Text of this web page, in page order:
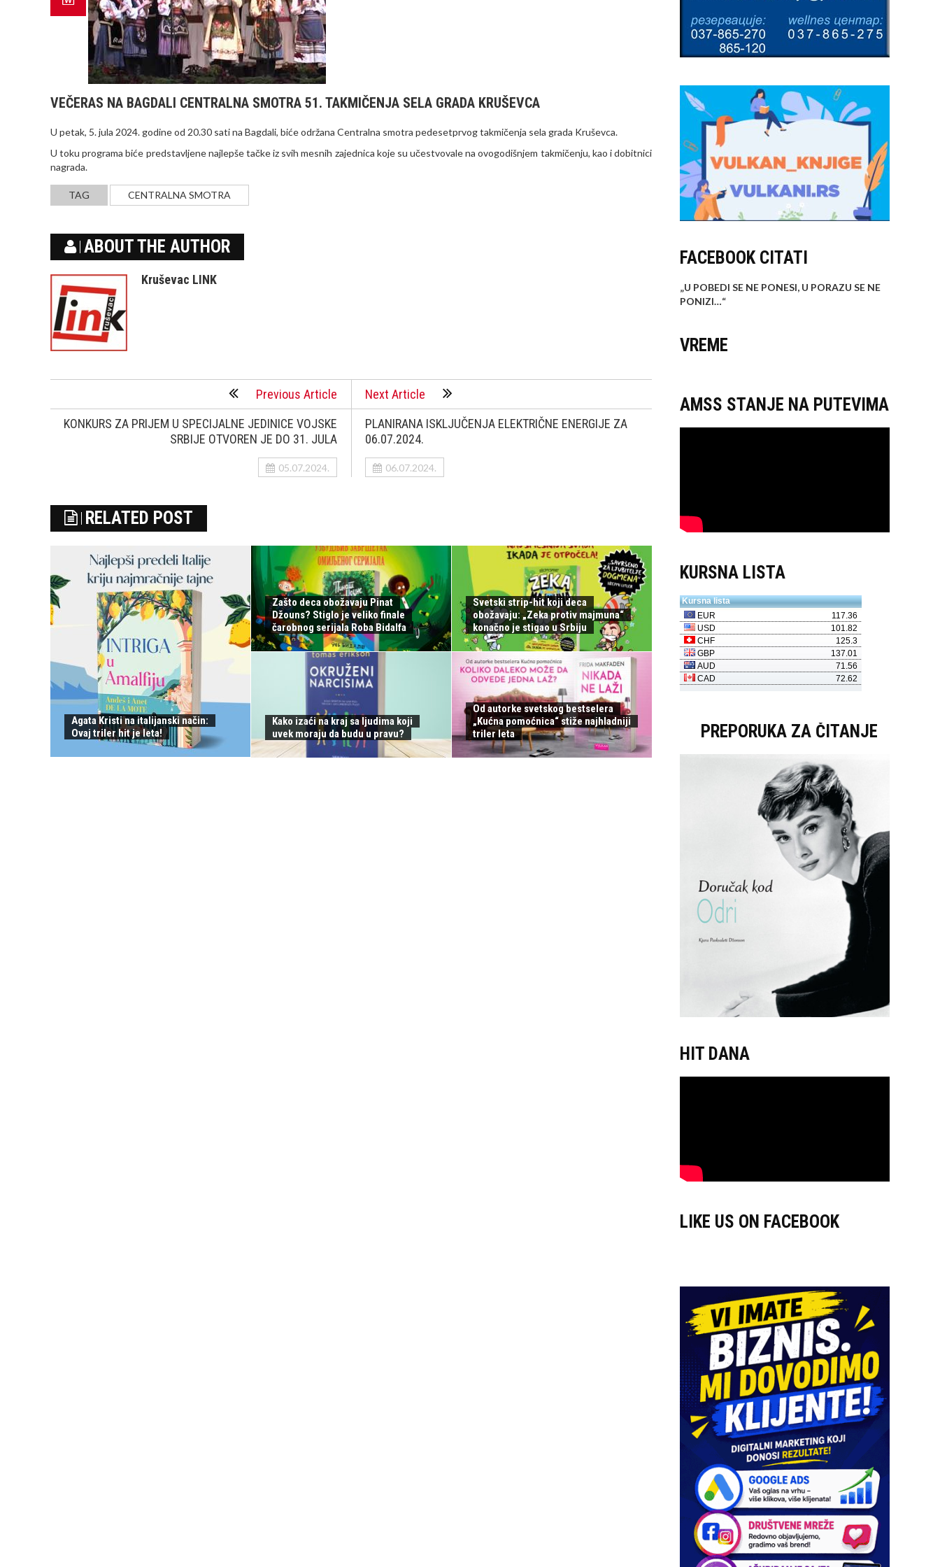
VEČERAS NA BAGDALI CENTRALNA SMOTRA 51. TAKMIČENJA SELA GRADA KRUŠEVCA
U petak, 5. jula 2024. godine od 20.30 sati na Bagdali, biće održana Centralna smotra pedesetprvog takmičenja sela grada Kruševca.
U toku programa biće predstavljene najlepše tačke iz svih mesnih zajednica koje su učestvovale na ovogodišnjem takmičenju, kao i dobitnici
nagrada.
TAG CENTRALNA SMOTRA
ABOUT THE AUTHOR
Kruševac LINK
Previous Article
KONKURS ZA PRIJEM U SPECIJALNE JEDINICE VOJSKE
SRBIJE OTVOREN JE DO 31. JULA
05.07.2024.
Next Article
PLANIRANA ISKLJUČENJA ELEKTRIČNE ENERGIJE ZA
06.07.2024.
06.07.2024.
RELATED POST
Agata Kristi na italijanski način:
Ovaj triler hit je leta!
Zašto deca obožavaju Pinat
Džouns? Stiglo je veliko finale
čarobnog serijala Roba Bidalfa
Svetski strip-hit koji deca
obožavaju: „Zeka protiv majmuna“
konačno je stigao u Srbiju
Kako izaći na kraj sa ljudima koji
uvek moraju da budu u pravu?
Od autorke svetskog bestselera
„Kućna pomoćnica“ stiže najhladniji
triler leta
FACEBOOK CITATI
„U POBEDI SE NE PONESI, U PORAZU SE NE
PONIZI…“
VREME
AMSS STANJE NA PUTEVIMA
KURSNA LISTA
PREPORUKA ZA ČITANJE
HIT DANA
LIKE US ON FACEBOOK